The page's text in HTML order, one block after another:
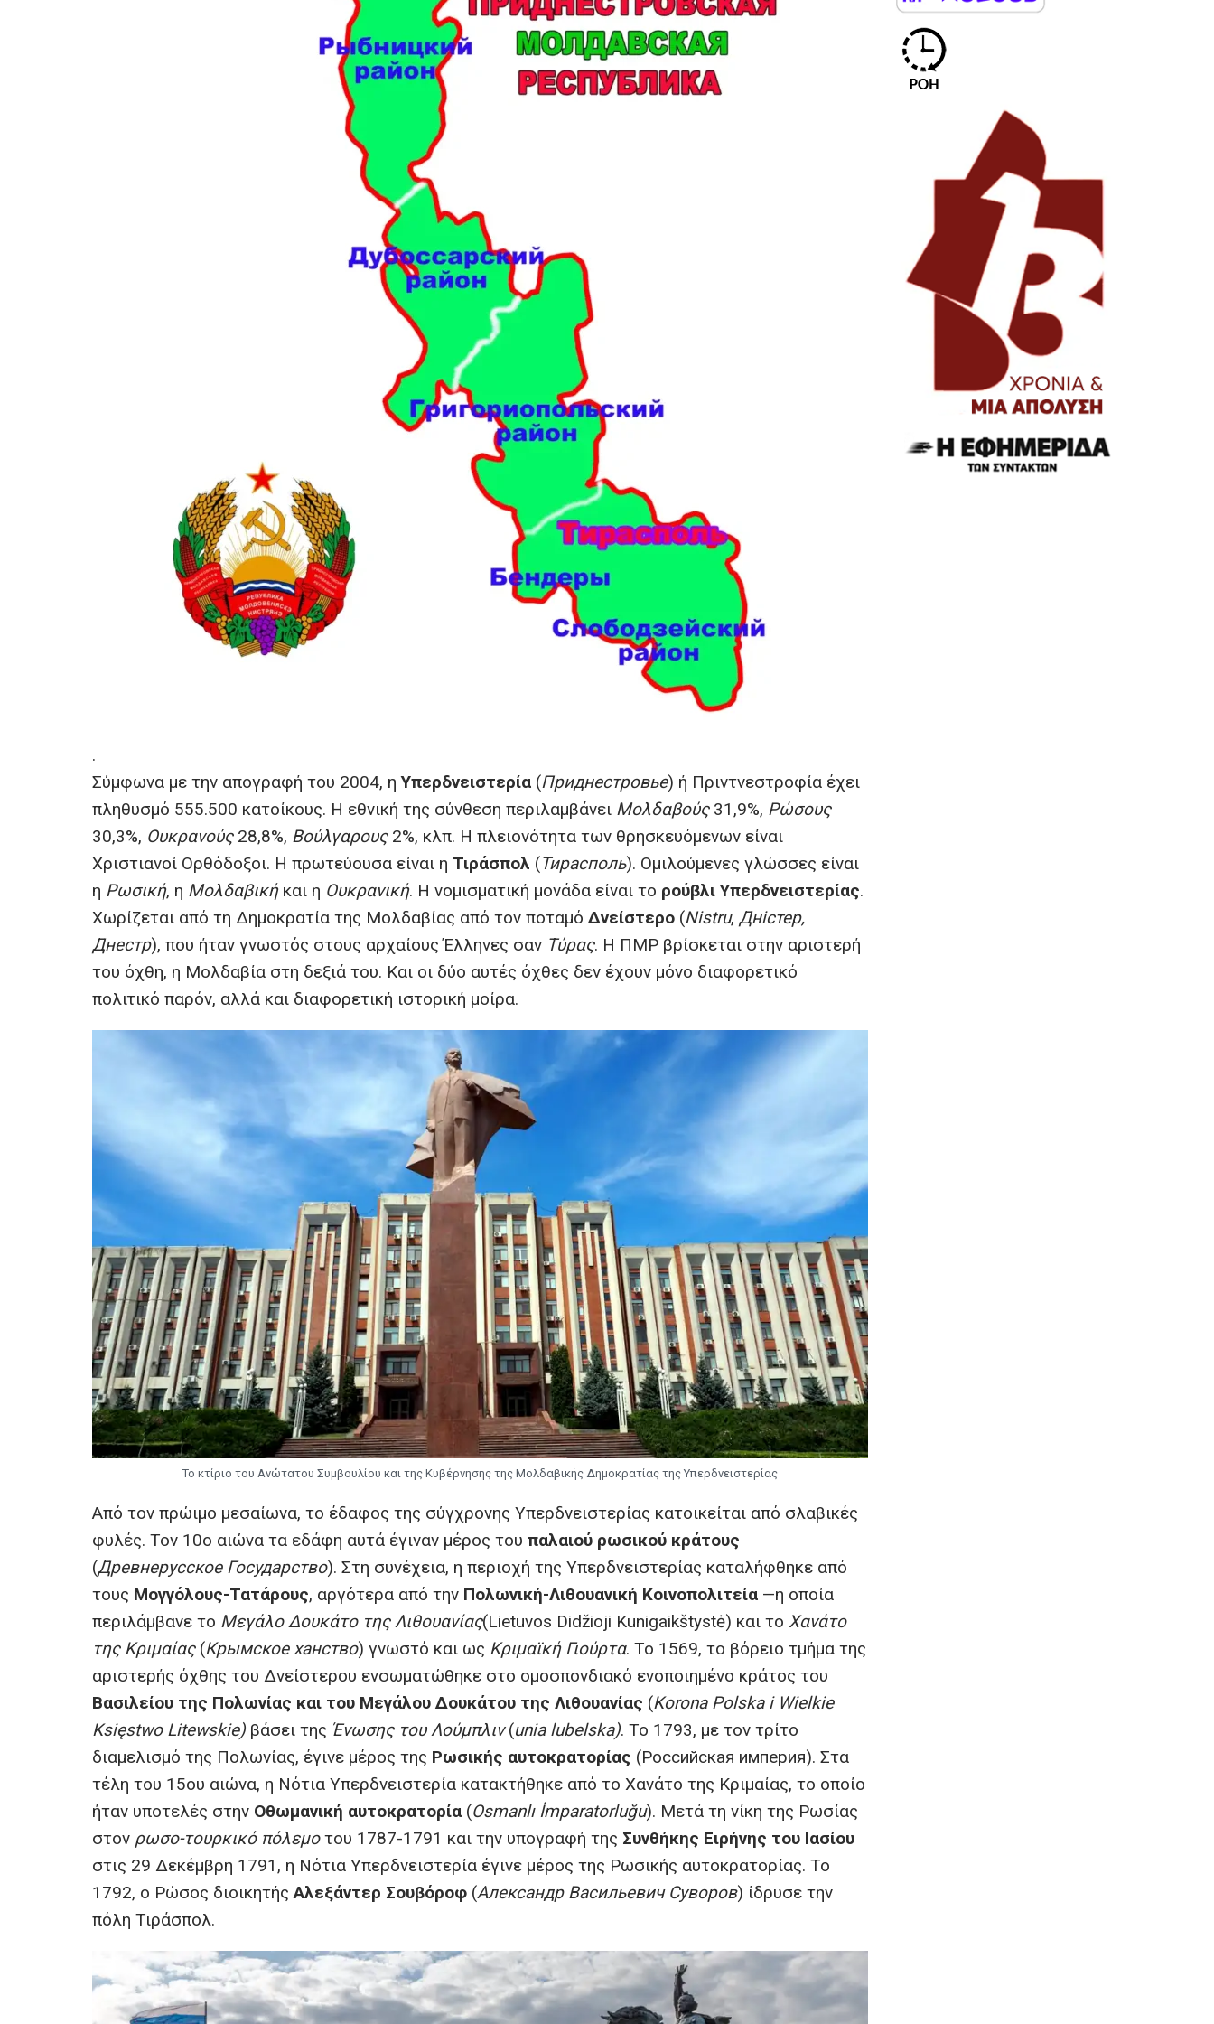
.
Σύμφωνα με την απογραφή του 2004, ηΥπερδνειστερία (Приднестровье) ή Πριντνεστροφία έχει
πληθυσμό 555.500 κατοίκους. Η εθνική της σύνθεση περιλαμβάνει Μολδαβούς31,9%, Ρώσους
30,3%, Ουκρανούς28,8%, Βούλγαρους2%, κλπ. Η πλειονότητα των θρησκευόμενων είναι
Χριστιανοί Ορθόδοξοι. Η πρωτεύουσα είναι η Τιράσπολ (Тирасполь). Ομιλούμενες γλώσσες είναι
η Ρωσική, η Μολδαβικήκαι η Ουκρανική. Η νομισματική μονάδα είναι το ρούβλι Υπερδνειστερίας.
Χωρίζεται από τη Δημοκρατία της Μολδαβίας από τον ποταμό Δνείστερο (Nistru‎‎, Дністер,
Днестр), που ήταν γνωστός στους αρχαίους Έλληνες σαν Τύρας. Η ПМР βρίσκεται στην αριστερή
του όχθη, η Μολδαβία στη δεξιά του. Και οι δύο αυτές όχθες δεν έχουν μόνο διαφορετικό
πολιτικό παρόν, αλλά και διαφορετική ιστορική μοίρα.
Το κτίριο του Ανώτατου Συμβουλίου και της Κυβέρνησης της Μολδαβικής Δημοκρατίας της Υπερδνειστερίας
Από τον πρώιμο μεσαίωνα, το έδαφος της σύγχρονης Υπερδνειστερίας κατοικείται από σλαβικές
φυλές. Τον 10ο αιώνα τα εδάφη αυτά έγιναν μέρος του παλαιού ρωσικού κράτους
(Древнерусское Государство). Στη συνέχεια, η περιοχή της Υπερδνειστερίας καταλήφθηκε από
τους Μογγόλους-Τατάρους, αργότερα από την Πολωνική-Λιθουανική Κοινοπολιτεία —η οποία
περιλάμβανε το Μεγάλο Δουκάτο της Λιθουανίας(Lietuvos Didžioji Kunigaikštystė) και το Χανάτο
της Κριμαίας(Крымское ханство) γνωστό και ως Κριμαϊκή Γιούρτα. Το 1569, το βόρειο τμήμα της
αριστερής όχθης του Δνείστερου ενσωματώθηκε στο ομοσπονδιακό ενοποιημένο κράτος του
Βασιλείου της Πολωνίας και του Μεγάλου Δουκάτου της Λιθουανίας (Korona Polska i Wielkie
Księstwo Litewskie) βάσει της Ένωσης του Λούμπλιν(unia lubelska). Το 1793, με τον τρίτο
διαμελισμό της Πολωνίας, έγινε μέρος της Ρωσικής αυτοκρατορίας (Российская империя). Στα
τέλη του 15ου αιώνα, η Νότια Υπερδνειστερία κατακτήθηκε από το Χανάτο της Κριμαίας, το οποίο
ήταν υποτελές στην Οθωμανική αυτοκρατορία (Osmanlı İmparatorluğu). Μετά τη νίκη της Ρωσίας
στον ρωσο-τουρκικό πόλεμοτου 1787-1791 και την υπογραφή της Συνθήκης Ειρήνης του Ιασίου
στις 29 Δεκέμβρη 1791, η Νότια Υπερδνειστερία έγινε μέρος της Ρωσικής αυτοκρατορίας. Το
1792, ο Ρώσος διοικητής Αλεξάντερ Σουβόροφ (Александр Васильевич Суворов) ίδρυσε την
πόλη Τιράσπολ.